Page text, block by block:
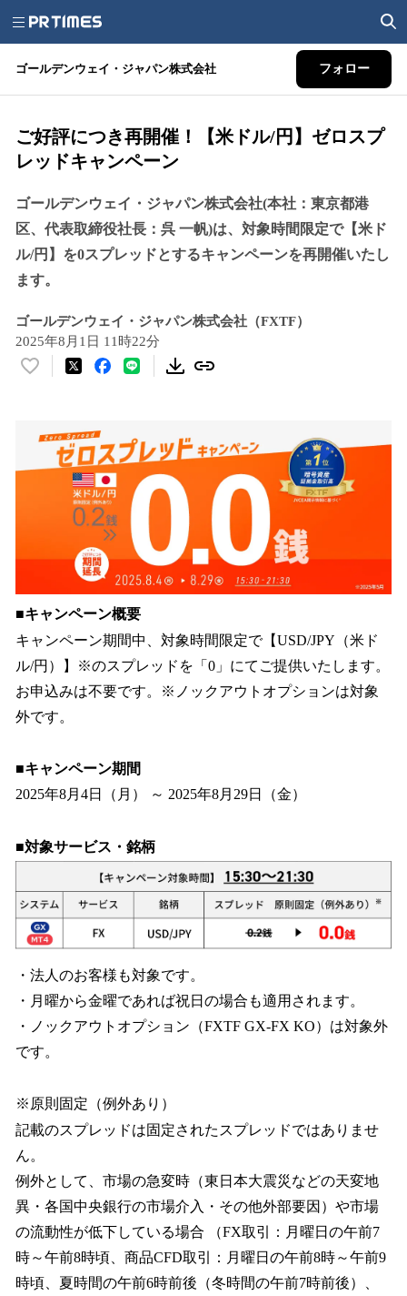
ゴールデンウェイ・ジャパン株式会社 フォロー
ご好評につき再開催！【米ドル/円】ゼロスプ
レッドキャンペーン
ゴールデンウェイ・ジャパン株式会社(本社：東京都港
区、代表取締役社長：呉 一帆)は、対象時間限定で【米ド
ル/円】を0スプレッドとするキャンペーンを再開催いたし
ます。
ゴールデンウェイ・ジャパン株式会社（FXTF）
2025年8月1日 11時22分
い
！
を
す
■キャンペーン概要
キャンペーン期間中、対象時間限定で【USD/JPY（米ド
ル/円）】※のスプレッドを「0」にてご提供いたします。
お申込みは不要です。※ノックアウトオプションは対象
外です。
■キャンペーン期間
2025年8月4日（月） ～ 2025年8月29日（金）
■対象サービス・銘柄
・法人のお客様も対象です。
・月曜から金曜であれば祝日の場合も適用されます。
・ノックアウトオプション（FXTF GX-FX KO）は対象外
です。
※原則固定（例外あり）
記載のスプレッドは固定されたスプレッドではありませ
ん。
例外として、市場の急変時（東日本大震災などの天変地
異・各国中央銀行の市場介入・その他外部要因）や市場
の流動性が低下している場合 （FX取引：月曜日の午前7
時～午前8時頃、商品CFD取引：月曜日の午前8時～午前9
時頃、夏時間の午前6時前後（冬時間の午前7時前後）、